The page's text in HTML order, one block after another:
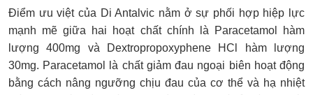
Điểm ưu việt của Di Antalvic nằm ở sự phối hợp hiệp lực
mạnh mẽ giữa hai hoạt chất chính là Paracetamol hàm
lượng 400mg và Dextropropoxyphene HCl hàm lượng
30mg. Paracetamol là chất giảm đau ngoại biên hoạt động
bằng cách nâng ngưỡng chịu đau của cơ thể và hạ nhiệt